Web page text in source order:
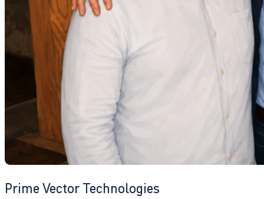
Prime Vector Technologies